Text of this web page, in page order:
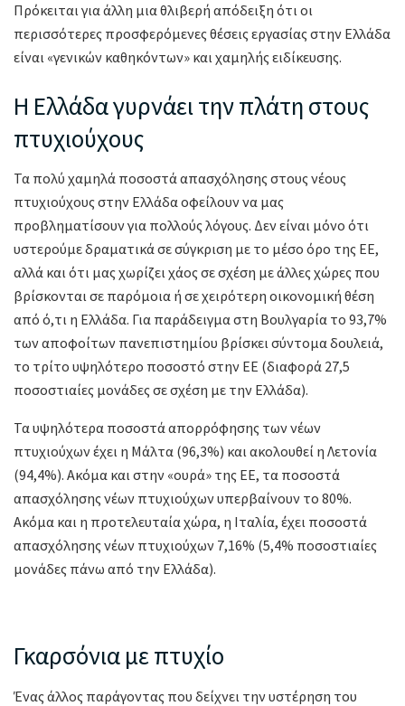
Πρόκειται για άλλη μια θλιβερή απόδειξη ότι οι
περισσότερες προσφερόμενες θέσεις εργασίας στην Ελλάδα
είναι «γενικών καθηκόντων» και χαμηλής ειδίκευσης.
Η Ελλάδα γυρνάει την πλάτη στους
πτυχιούχους
Τα πολύ χαμηλά ποσοστά απασχόλησης στους νέους
πτυχιούχους στην Ελλάδα οφείλουν να μας
προβληματίσουν για πολλούς λόγους. Δεν είναι μόνο ότι
υστερούμε δραματικά σε σύγκριση με το μέσο όρο της ΕΕ,
αλλά και ότι μας χωρίζει χάος σε σχέση με άλλες χώρες που
βρίσκονται σε παρόμοια ή σε χειρότερη οικονομική θέση
από ό,τι η Ελλάδα. Για παράδειγμα στη Βουλγαρία το 93,7%
των αποφοίτων πανεπιστημίου βρίσκει σύντομα δουλειά,
το τρίτο υψηλότερο ποσοστό στην ΕΕ (διαφορά 27,5
ποσοστιαίες μονάδες σε σχέση με την Ελλάδα).
Τα υψηλότερα ποσοστά απορρόφησης των νέων
πτυχιούχων έχει η Μάλτα (96,3%) και ακολουθεί η Λετονία
(94,4%). Ακόμα και στην «ουρά» της ΕΕ, τα ποσοστά
απασχόλησης νέων πτυχιούχων υπερβαίνουν το 80%.
Ακόμα και η προτελευταία χώρα, η Ιταλία, έχει ποσοστά
απασχόλησης νέων πτυχιούχων 7,16% (5,4% ποσοστιαίες
μονάδες πάνω από την Ελλάδα).
Γκαρσόνια με πτυχίο
Ένας άλλος παράγοντας που δείχνει την υστέρηση του